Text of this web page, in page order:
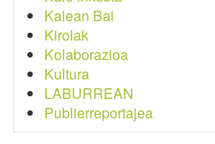
Kalean Bai
Kirolak
Kolaborazioa
Kultura
LABURREAN
Publierreportajea